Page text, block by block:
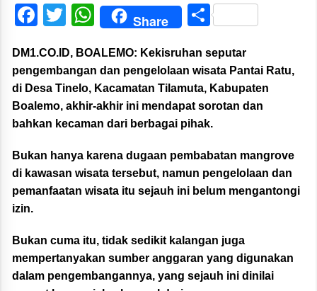
Facebook
Twitter
WhatsApp
Share Share
DM1.CO.ID, BOALEMO: Kekisruhan seputar
pengembangan dan pengelolaan wisata Pantai Ratu,
di Desa Tinelo, Kacamatan Tilamuta, Kabupaten
Boalemo, akhir-akhir ini mendapat sorotan dan
bahkan kecaman dari berbagai pihak.
Bukan hanya karena dugaan pembabatan mangrove
di kawasan wisata tersebut, namun pengelolaan dan
pemanfaatan wisata itu sejauh ini belum mengantongi
izin.
Bukan cuma itu, tidak sedikit kalangan juga
mempertanyakan sumber anggaran yang digunakan
dalam pengembangannya, yang sejauh ini dinilai